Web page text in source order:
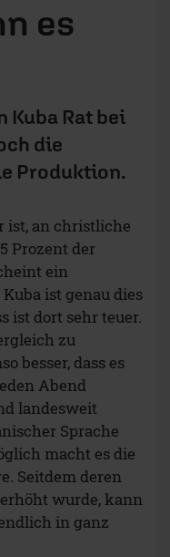
es
Kuba Rat bei
die
Produktion.
ist, an christliche
Prozent der
ein
ist genau dies
ist dort sehr teuer.
zu
besser, dass es
Abend
landesweit
Sprache
macht es die
Seitdem deren
wurde, kann
in ganz